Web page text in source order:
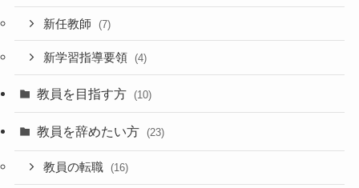
新任教師 (7)
新学習指導要領 (4)
教員を目指す方 (10)
教員を辞めたい方 (23)
教員の転職 (16)